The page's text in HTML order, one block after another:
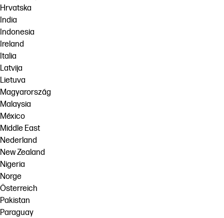
Hrvatska
India
Indonesia
Ireland
Italia
Latvija
Lietuva
Magyarország
Malaysia
México
Middle East
Nederland
New Zealand
Nigeria
Norge
Österreich
Pakistan
Paraguay